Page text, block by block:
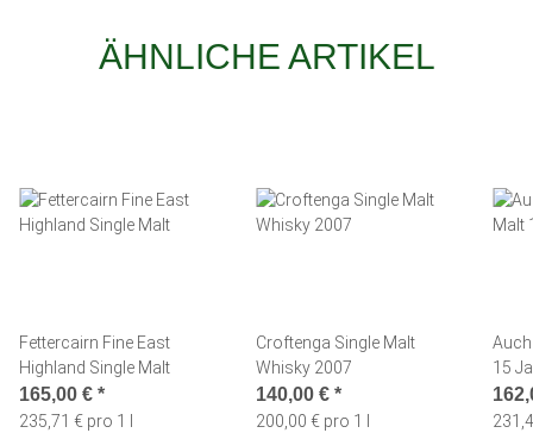
ÄHNLICHE ARTIKEL
Fettercairn Fine East
Highland Single Malt
165,00 € *
235,71 € pro 1 l
Croftenga Single Malt
Whisky 2007
140,00 € *
200,00 € pro 1 l
15